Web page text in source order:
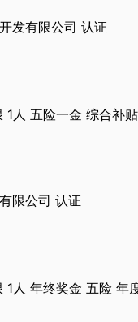
发有限公司 认证
1人 五险一金 综合补贴
限公司 认证
1人 年终奖金 五险 年